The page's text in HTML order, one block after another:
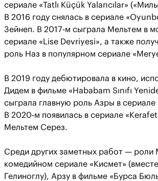
сериале «Tatlı Küçük Yalancılar»
В 2016 году снялась в сериале
Зейнеп. В 2017‑м сыграла Мельтем в
сериале «Lise Devriyesi», а также
роль Наз в популярном сериале
В 2019 году дебютировала в кино,
Дидем в фильме «Hababam Sınıfı
сыграла главную роль Азры в
В 2020‑м появилась в сериале
Мельтем Серез.
Среди других заметных работ — роли
комедийном сериале «Кисмет»
Гелиноглу), Арзу в фильме «Бурса